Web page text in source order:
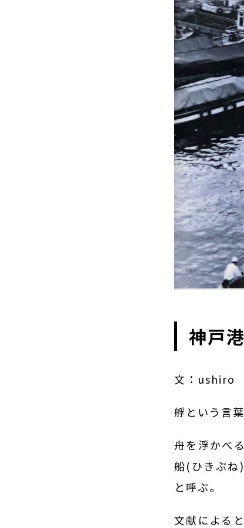
神戸
文：ushiro
艀という言
舟を浮かべ
船(ひきぶね
と呼ぶ。
文献による